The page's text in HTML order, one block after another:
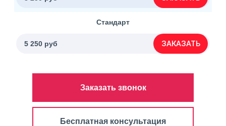
Стандарт
5 250 руб ЗАКАЗАТЬ
Заказать звонок
Бесплатная консультация